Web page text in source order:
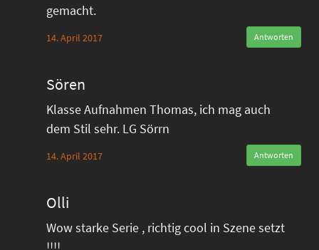
gemacht.
14. April 2017 Antworten
Sören
Klasse Aufnahmen Thomas, ich mag auch
dem Stil sehr. LG Sörrn
14. April 2017 Antworten
Olli
Wow starke Serie , richtig cool in Szene setzt
!!!!